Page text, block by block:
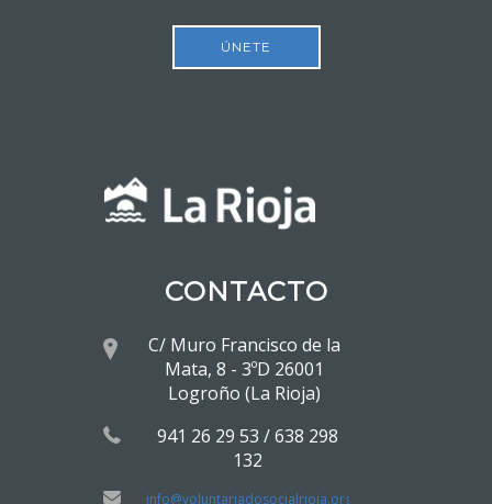
ÚNETE
CONTACTO
C/ Muro Francisco de la
Mata, 8 - 3ºD 26001
Logroño (La Rioja)
941 26 29 53 / 638 298
132
info@voluntariadosocialrioja.org